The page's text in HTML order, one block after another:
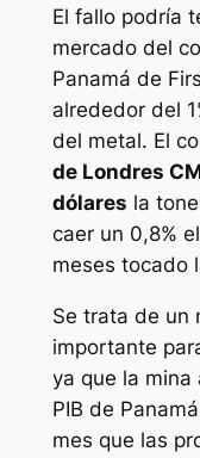
El fallo podría
mercado del
Panamá de
alrededor del
del metal. El
de Londres
dólares la
caer un 0,8%
meses tocado
Se trata de un
importante
ya que la mina
PIB de
mes que las